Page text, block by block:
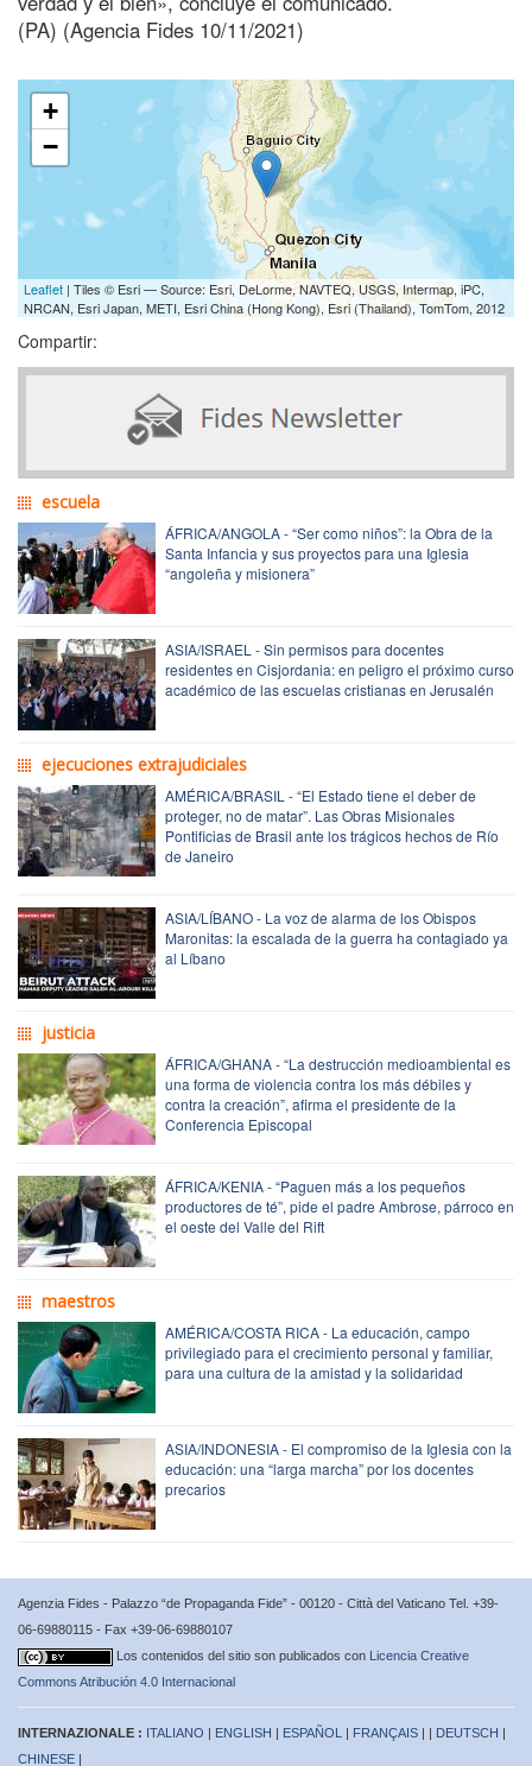
(PA) (Agencia Fides 10/11/2021)
+
−
Leaflet | Tiles © Esri — Source: Esri, DeLorme, NAVTEQ, USGS, Intermap, iPC,
NRCAN, Esri Japan, METI, Esri China (Hong Kong), Esri (Thailand), TomTom, 2012
Compartir:
escuela
ÁFRICA/ANGOLA - “Ser como niños”: la Obra de la
Santa Infancia y sus proyectos para una Iglesia
“angoleña y misionera”
ASIA/ISRAEL - Sin permisos para docentes
residentes en Cisjordania: en peligro el próximo curso
académico de las escuelas cristianas en Jerusalén
ejecuciones extrajudiciales
AMÉRICA/BRASIL - “El Estado tiene el deber de
proteger, no de matar”. Las Obras Misionales
Pontificias de Brasil ante los trágicos hechos de Río
de Janeiro
ASIA/LÍBANO - La voz de alarma de los Obispos
Maronitas: la escalada de la guerra ha contagiado ya
al Líbano
justicia
ÁFRICA/GHANA - “La destrucción medioambiental es
una forma de violencia contra los más débiles y
contra la creación”, afirma el presidente de la
Conferencia Episcopal
ÁFRICA/KENIA - “Paguen más a los pequeños
productores de té”, pide el padre Ambrose, párroco en
el oeste del Valle del Rift
maestros
AMÉRICA/COSTA RICA - La educación, campo
privilegiado para el crecimiento personal y familiar,
para una cultura de la amistad y la solidaridad
ASIA/INDONESIA - El compromiso de la Iglesia con la
educación: una “larga marcha” por los docentes
precarios
Agenzia Fides - Palazzo “de Propaganda Fide” - 00120 - Città del Vaticano Tel. +39-
06-69880115 - Fax +39-06-69880107
Los contenidos del sitio son publicados con Licencia Creative
Commons Atribución 4.0 Internacional
INTERNAZIONALE : ITALIANO | ENGLISH | ESPAÑOL | FRANÇAIS | | DEUTSCH |
CHINESE |